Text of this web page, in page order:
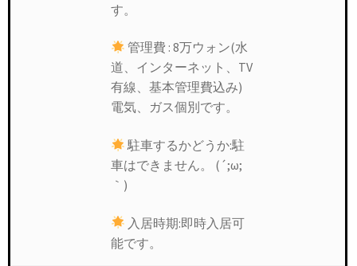
す。
管理費 : 8万ウォン(水
道、インターネット、TV
有線、基本管理費込み)
電気、ガス個別です。
駐車するかどうか:駐
車はできません。 (´;ω;
｀)
入居時期:即時入居可
能です。